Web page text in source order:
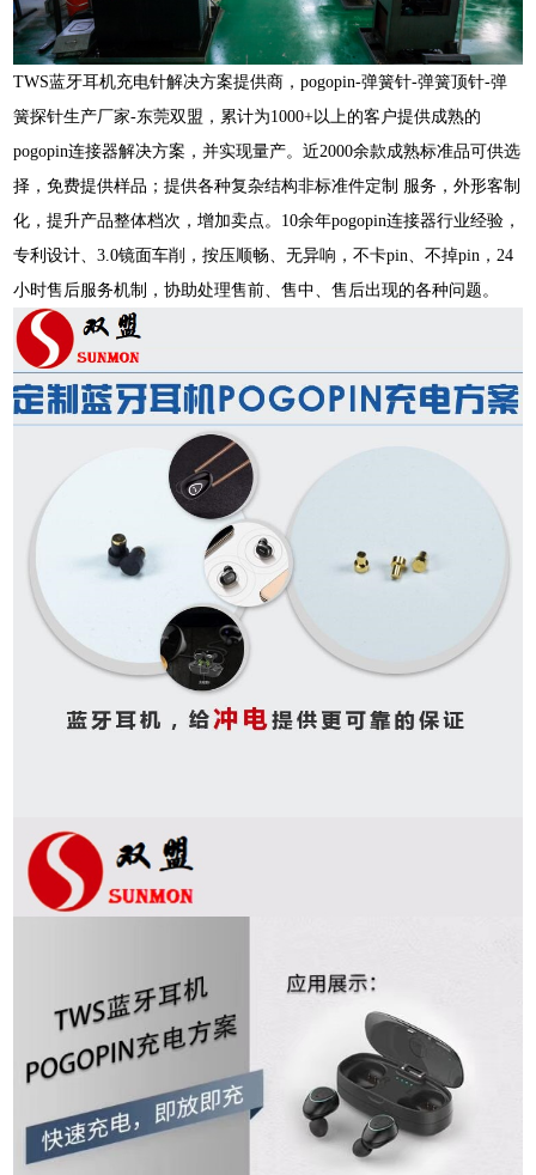
TWS蓝牙耳机充电针解决方案提供商，pogopin-弹簧针-弹簧顶针-弹
簧探针生产厂家-东莞双盟，累计为1000+以上的客户提供成熟的
pogopin连接器解决方案，并实现量产。近2000余款成熟标准品可供选
择，免费提供样品；提供各种复杂结构非标准件定制 服务，外形客制
化，提升产品整体档次，增加卖点。10余年pogopin连接器行业经验，
专利设计、3.0镜面车削，按压顺畅、无异响，不卡pin、不掉pin，24
小时售后服务机制，协助处理售前、售中、售后出现的各种问题。